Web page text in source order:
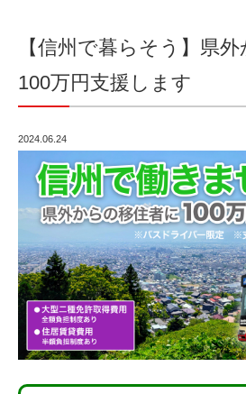
【信州で暮らそう】県
100万円支援します
2024.06.24